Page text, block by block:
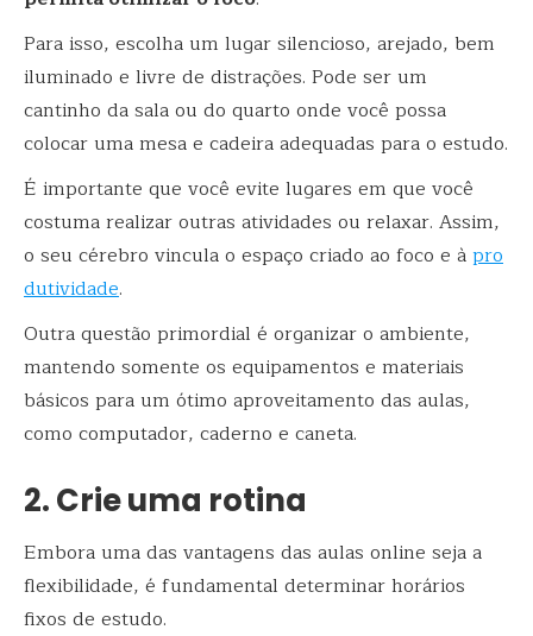
Para isso, escolha um lugar silencioso, arejado, bem
iluminado e livre de distrações. Pode ser um
cantinho da sala ou do quarto onde você possa
colocar uma mesa e cadeira adequadas para o estudo.
É importante que você evite lugares em que você
costuma realizar outras atividades ou relaxar. Assim,
o seu cérebro vincula o espaço criado ao foco e àpro
dutividade.
Outra questão primordial é organizar o ambiente,
mantendo somente os equipamentos e materiais
básicos para um ótimo aproveitamento das aulas,
como computador, caderno e caneta.
2. Crie uma rotina
Embora uma das vantagens das aulas online seja a
flexibilidade, é fundamental determinar horários
fixos de estudo.